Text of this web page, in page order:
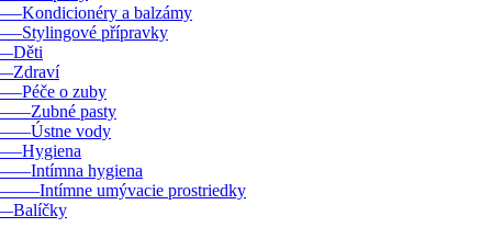
a balzámy
přípravky
o zuby
pasty
vody
hygiena
umývacie prostriedky